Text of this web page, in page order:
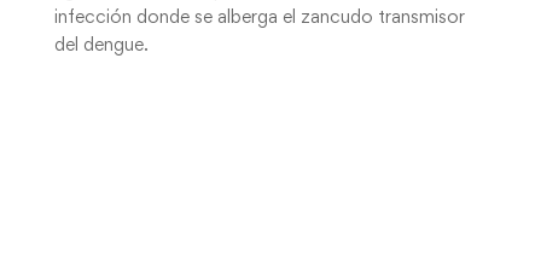
infección donde se alberga el zancudo transmisor
del dengue.